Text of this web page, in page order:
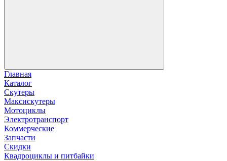
Главная
Каталог
Скутеры
Максискутеры
Мотоциклы
Электротранспорт
Коммерческие
Запчасти
Скидки
Квадроциклы и питбайки